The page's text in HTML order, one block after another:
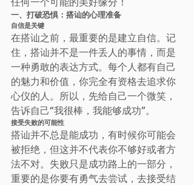
一、打破恐惧：搭讪的心理准备
自信是关键
在搭讪之前，最重要的是建立自信。记
住，搭讪并不是一件丢人的事情，而是
一种勇敢的表达方式。每个人都有自己
的魅力和价值，你完全有资格去追求你
心仪的人。所以，先给自己一个微笑，
告诉自己“我很棒，我能够成功”。
接受失败的可能性
搭讪并不总是能成功，有时候你可能会
被拒绝，但这并不代表你不够好或者方
法不对。失败只是成功路上的一部分，
重要的是你要有勇气去尝试，去接受结